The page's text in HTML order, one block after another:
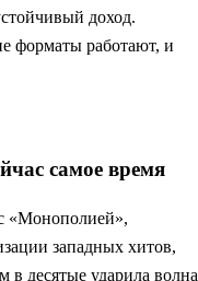
доход.
форматы работают, и
самое время
«Монополией»,
западных хитов,
в десятые ударила волна